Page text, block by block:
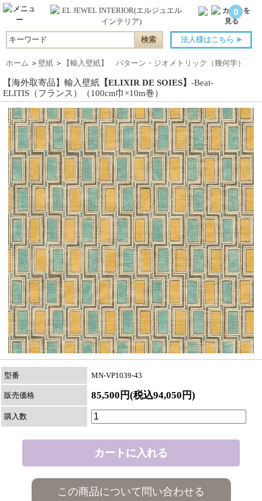
0
法人様はこちら ➤
ホーム ＞ 壁紙 ＞ 【輸入壁紙】 パターン・ジオメトリック（幾何学）
【海外取寄品】輸入壁紙 【ELIXIR DE SOIES】 -Beat-
ELITIS（フランス）（100cm巾×10m巻）
型番 MN-VP1039-43
販売価格 85,500円(税込94,050円)
購入数
この商品について問い合わせる